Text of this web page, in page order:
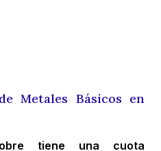
Metales Básicos en
tiene una cuota